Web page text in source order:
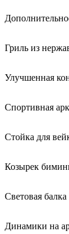
Гриль из
Улучшенная
Спортивная
Стойка для
Козырек
Световая балка
Динамики на